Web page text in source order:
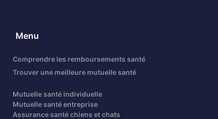
Menu
Comprendre les remboursements santé
Trouver une meilleure mutuelle santé
Mutuelle santé individuelle
Mutuelle santé entreprise
Assurance santé chiens et chats